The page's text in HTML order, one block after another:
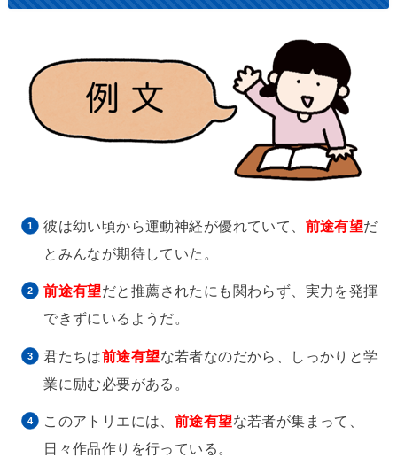
彼は幼い頃から運動神経が優れていて、 前途有望だ
とみんなが期待していた。
前途有望だと推薦されたにも関わらず、実力を発揮
できずにいるようだ。
君たちは前途有望な若者なのだから、しっかりと学
業に励む必要がある。
このアトリエには、 前途有望な若者が集まって、
日々作品作りを行っている。